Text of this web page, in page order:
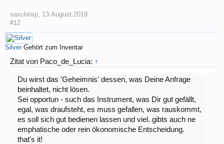
saxchrisp, 13.August.2019
#12
Silver Gehört zum Inventar
Zitat von Paco_de_Lucia: ↑
Du wirst das 'Geheimnis' dessen, was Deine Anfrage
beinhaltet, nicht lösen.
Sei opportun - such das Instrument, was Dir gut gefällt,
egal, was draufsteht, es muss gefallen, was rauskommt,
es soll sich gut bedienen lassen und viel. gibts auch ne
emphatische oder rein ökonomische Entscheidung.
that's it!